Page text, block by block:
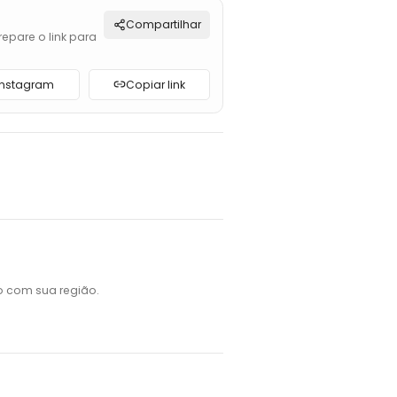
o link para
Compartilhar
Copiar link
com sua região.